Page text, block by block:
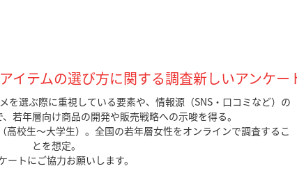
イテムの選び方に関する調査新しいアンケー
選ぶ際に重視している要素や、情報源（SNS・口コミなど）の
若年層向け商品の開発や販売戦略への示唆を得る。
校生〜大学生）。全国の若年層女性をオンラインで調査するこ
とを想定。
ートにご協力お願いします。